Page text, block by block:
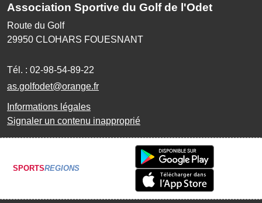
Association Sportive du Golf de l'Odet
Route du Golf
29950 CLOHARS FOUESNANT
Tél. : 02-98-54-89-22
as.golfodet@orange.fr
Informations légales
Signaler un contenu inapproprié
SPORTSREGIONS